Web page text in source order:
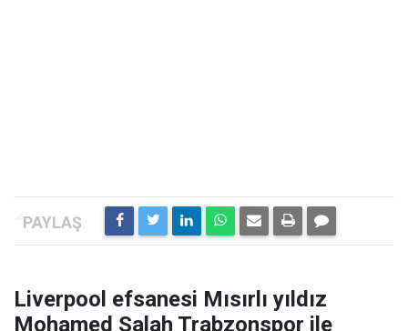
Liverpool efsanesi Mısırlı yıldız
Mohamed Salah Trabzonspor ile